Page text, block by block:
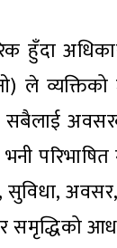
हुँदा
ले व्यक्तिको
सबैलाई
समृद्धिको